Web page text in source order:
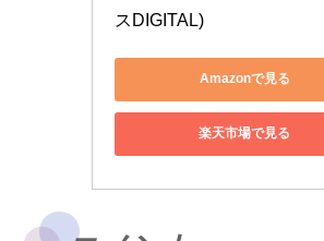
スDIGITAL)
Amazonで見る
楽天市場で見る